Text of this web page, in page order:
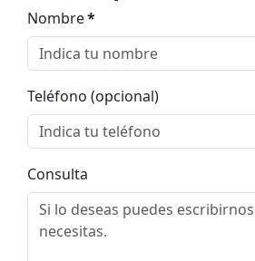
Nombre*
Teléfono (opcional)
Consulta